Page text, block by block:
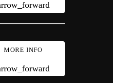
MORE INFO